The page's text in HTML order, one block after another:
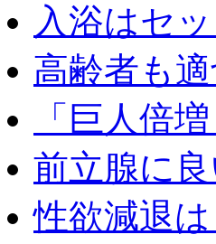
入浴はセ
高齢者も
「巨人倍
前立腺に
性欲減退